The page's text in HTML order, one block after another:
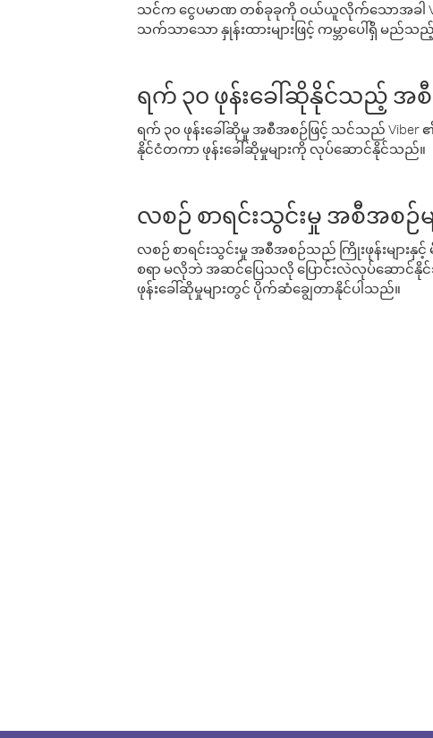
သင်က ငွေပမာဏ တစ်ခုခုကို ဝယ်ယူလိုက်သောအခါ
သက်သာသော နှုန်းထားများဖြင့် ကမ္ဘာပေါ်ရှိ မည်
ရက် ၃၀ ဖုန်းခေါ်ဆိုနိုင်သည့် အစီ
ရက် ၃၀ ဖုန်းခေါ်ဆိုမှု အစီအစဉ်ဖြင့် သင်သည်
နိုင်ငံတကာ ဖုန်းခေါ်ဆိုမှုများကို လုပ်ဆောင်နိုင်သည်။
လစဉ် စာရင်းသွင်းမှု အစီအစဉ်မ
လစဉ် စာရင်းသွင်းမှု အစီအစဉ်သည် ကြိုးဖုန်းများနှ
စရာ မလိုဘဲ အဆင်ပြေသလို ပြောင်းလဲလုပ်ဆောင်နို
ဖုန်းခေါ်ဆိုမှုများတွင် ပိုက်ဆံချွေတာနိုင်ပါသည်။